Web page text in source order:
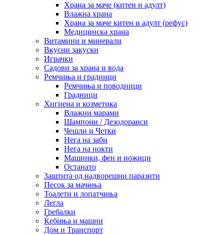
Храна за маче (китен и адулт)
Влажна храна
Храна за маче китен и адулт (рефус)
Медицинска храна
Витамини и минерали
Вкусни закуски
Играчки
Садови за храна и вода
Ремчиња и градници
Ремчиња и поводници
Градници
Хигиена и козметика
Влажни марами
Шампони / Дезодоранси
Чешли и Четки
Нега на заби
Нега на нокти
Машинки, фен и ножици
Останато
Заштита од надворешни паразити
Песок за мачиња
Тоалети и лопатчиња
Легла
Гребалки
Ќебиња и машни
Дом и Транспорт